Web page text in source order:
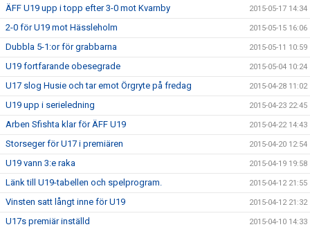
ÄFF U19 upp i topp efter 3-0 mot Kvarnby 2015-05-17 14:34
2-0 för U19 mot Hässleholm 2015-05-15 16:06
Dubbla 5-1:or för grabbarna 2015-05-11 10:59
U19 fortfarande obesegrade 2015-05-04 10:24
U17 slog Husie och tar emot Örgryte på fredag 2015-04-28 11:02
U19 upp i serieledning 2015-04-23 22:45
Arben Sfishta klar för ÄFF U19 2015-04-22 14:43
Storseger för U17 i premiären 2015-04-20 12:54
U19 vann 3:e raka 2015-04-19 19:58
Länk till U19-tabellen och spelprogram. 2015-04-12 21:55
Vinsten satt långt inne för U19 2015-04-12 21:32
U17s premiär inställd 2015-04-10 14:33